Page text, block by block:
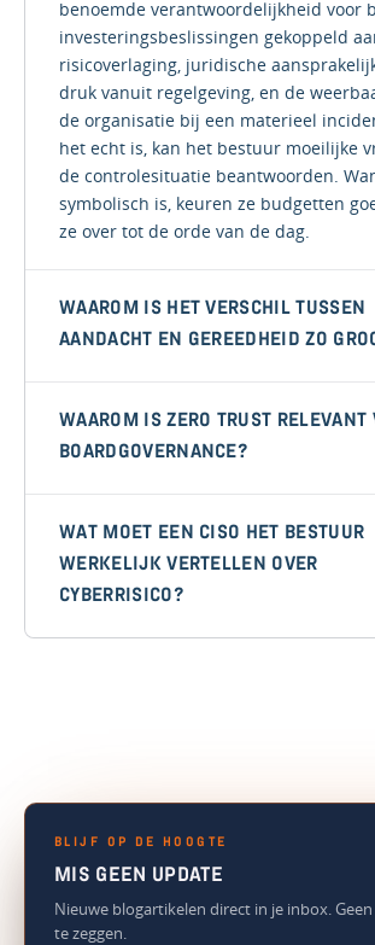
benoemde verantwoordelijkheid voor
investeringsbeslissingen gekoppeld
risicoverlaging, juridische
druk vanuit regelgeving, en de
de organisatie bij een materieel
het echt is, kan het bestuur moeilijke
de controlesituatie beantwoorden.
symbolisch is, keuren ze budgetten
ze over tot de orde van de dag.
WAAROM IS HET VERSCHIL TUSSEN
AANDACHT EN GEREEDHEID ZO
WAAROM IS ZERO TRUST RELEVANT
BOARDGOVERNANCE?
WAT MOET EEN CISO HET BESTUUR
WERKELIJK VERTELLEN OVER
CYBERRISICO?
BLIJF OP DE HOOGTE
MIS GEEN UPDATE
Nieuwe blogartikelen direct in je inbox.
te zeggen.